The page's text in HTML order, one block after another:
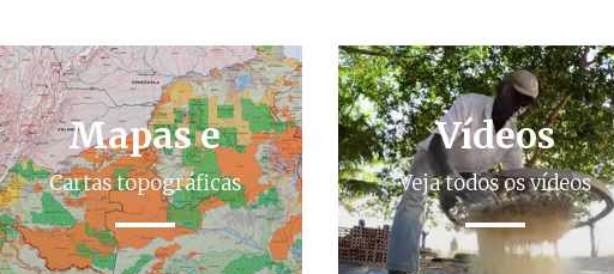
Mapas e
Cartas topográficas
Vídeos
Veja todos os vídeos